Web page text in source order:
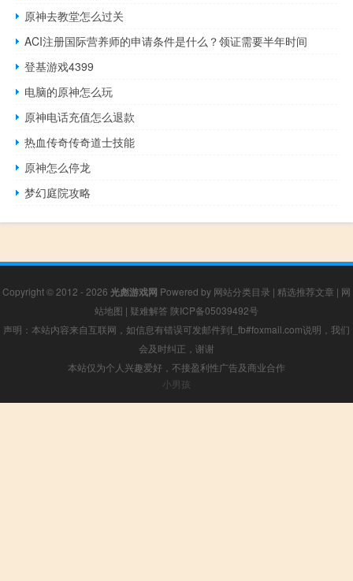
原神去教堂怎么过关
ACI注册国际营养师的申请条件是什么？领证需要半年时间
登基游戏4399
电脑的原神怎么玩
原神电话充值怎么退款
热血传奇传奇道士技能
原神怎么停龙
梦幻庭院攻略
Copyright © 2012 - 2026 光彪游戏网 Powered by 网站分类目录 | 精选推荐文章 | 网
站地图 | 疑难解答 陕ICP备05039492号
声明：本站内容来自互联网，如信息有错误可发邮件到f_fb#foxmail.com说明，我们
会及时纠正，谢谢
本站仅为个人兴趣爱好，不接盈利性广告及商业合作
小男孩